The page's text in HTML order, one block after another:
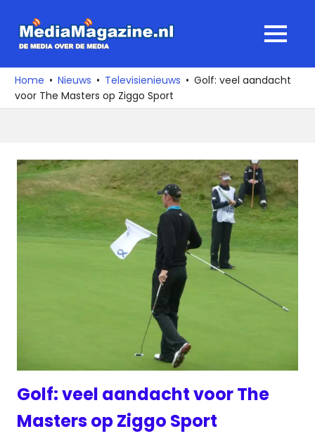
naar
media
over
de
MENU
Home Nieuws Televisienieuws
Golf: veel aandacht
voor The Masters op Ziggo Sport
Golf: veel aandacht voor The
Masters op Ziggo Sport